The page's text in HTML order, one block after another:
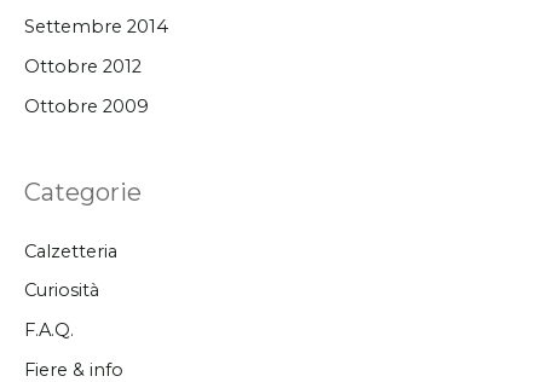
Settembre 2014
Ottobre 2012
Ottobre 2009
Categorie
Calzetteria
Curiosità
F.A.Q.
Fiere & info